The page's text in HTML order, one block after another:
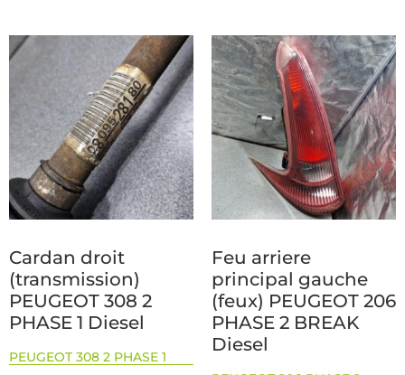
Cardan droit
(transmission)
PEUGEOT 308 2
PHASE 1 Diesel
PEUGEOT 308 2 PHASE 1
Feu arriere
principal gauche
(feux) PEUGEOT 206
PHASE 2 BREAK
Diesel